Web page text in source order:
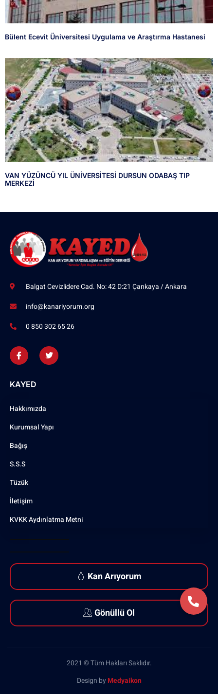
Bülent Ecevit Üniversitesi Uygulama ve Araştırma Hastanesi
VAN YÜZÜNCÜ YIL ÜNİVERSİTESİ DURSUN ODABAŞ TIP
MERKEZİ
Balgat Cevizlidere Cad. No: 42 D:21 Çankaya / Ankara
info@kanariyorum.org
0 850 302 65 26
KAYED
Hakkımızda
Kurumsal Yapı
Bağış
S.S.S
Tüzük
İletişim
KVKK Aydınlatma Metni
Kan Arıyorum
Gönüllü Ol
2021 © Tüm Hakları Saklıdır.
Design by Medyaikon